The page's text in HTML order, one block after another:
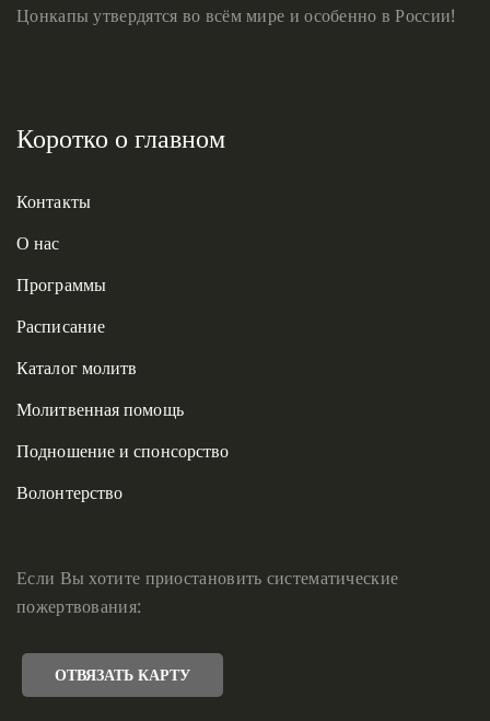
Цонкапы утвердятся во всём мире и особенно в России!
Коротко о главном
Контакты
О нас
Программы
Расписание
Каталог молитв
Молитвенная помощь
Подношение и спонсорство
Волонтерство
Если Вы хотите приостановить систематические
пожертвования:
ОТВЯЗАТЬ КАРТУ